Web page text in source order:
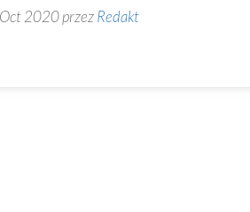
2020 przezRedakt